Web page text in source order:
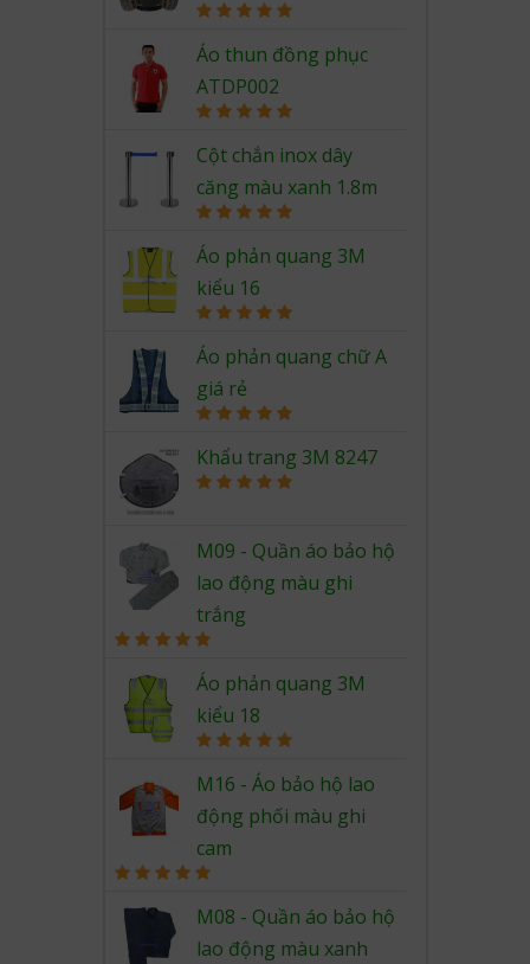
out of 5
Áo thun đồng phục
ATDP002
out of 5
Cột chắn inox dây
căng màu xanh 1.8m
out of 5
Áo phản quang 3M
kiểu 16
out of 5
Áo phản quang chữ A
giá rẻ
out of 5
Khẩu trang 3M 8247
M09 - Quần áo bảo hộ
lao động màu ghi
trắng
out of 5
Áo phản quang 3M
kiểu 18
out of 5
M16 - Áo bảo hộ lao
động phối màu ghi
cam
out of 5
M08 - Quần áo bảo hộ
lao động màu xanh